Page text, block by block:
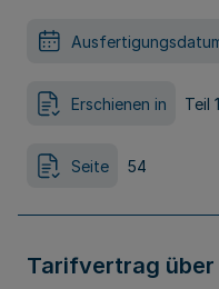
Erschienen in Teil 1
Seite 54
Tarifvertrag über